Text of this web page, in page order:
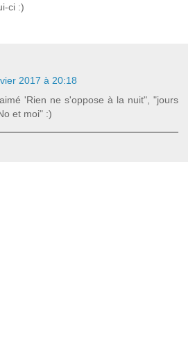
ci :)
2017 à 20:18
'Rien ne s'oppose à la nuit", "jours
et moi" :)